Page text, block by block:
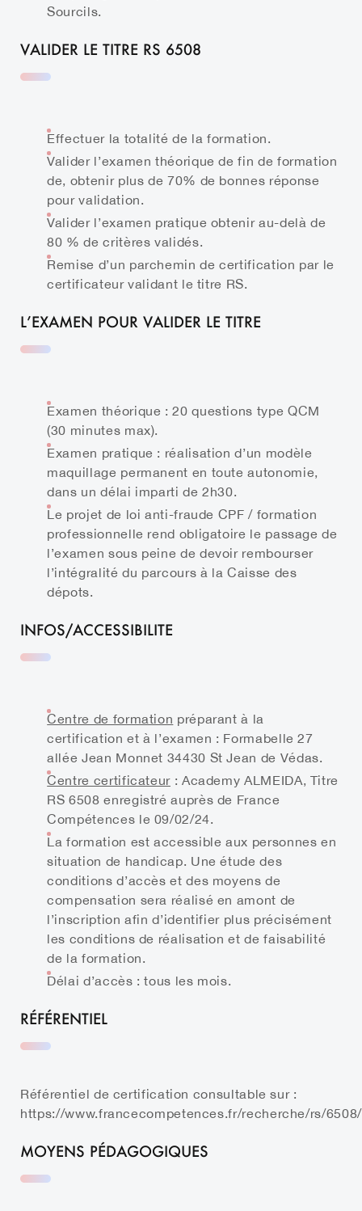
Sourcils.
VALIDER LE TITRE RS 6508
Effectuer la totalité de la formation.
Valider l’examen théorique de fin de formation
de, obtenir plus de 70% de bonnes réponse
pour validation.
Valider l’examen pratique obtenir au-delà de
80 % de critères validés.
Remise d’un parchemin de certification par le
certificateur validant le titre RS.
L’EXAMEN POUR VALIDER LE TITRE
Examen théorique : 20 questions type QCM
(30 minutes max).
Examen pratique : réalisation d’un modèle
maquillage permanent en toute autonomie,
dans un délai imparti de 2h30.
Le projet de loi anti-fraude CPF / formation
professionnelle rend obligatoire le passage de
l’examen sous peine de devoir rembourser
l’intégralité du parcours à la Caisse des
dépots.
INFOS/ACCESSIBILITE
Centre de formation préparant à la
certification et à l’examen : Formabelle 27
allée Jean Monnet 34430 St Jean de Védas.
Centre certificateur : Academy ALMEIDA, Titre
RS 6508 enregistré auprès de France
Compétences le 09/02/24.
La formation est accessible aux personnes en
situation de handicap. Une étude des
conditions d’accès et des moyens de
compensation sera réalisé en amont de
l’inscription afin d’identifier plus précisément
les conditions de réalisation et de faisabilité
de la formation.
Délai d’accès : tous les mois.
RÉFÉRENTIEL
Référentiel de certification consultable sur :
https://www.francecompetences.fr/recherche/rs/6508/
MOYENS PÉDAGOGIQUES